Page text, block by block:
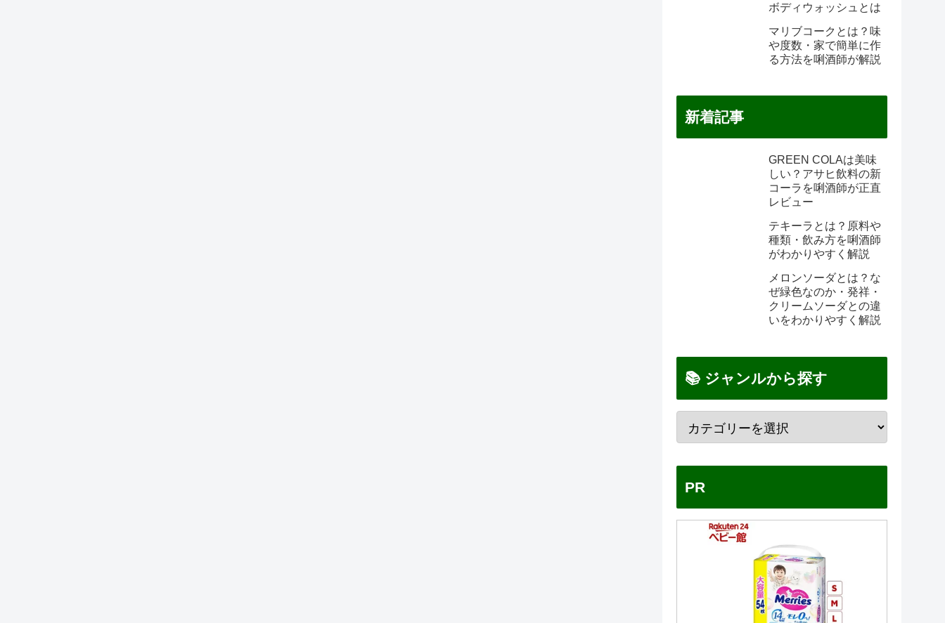
ボディウォッシュとは
マリブコークとは？味
や度数・家で簡単に作
る方法を唎酒師が解説
新着記事
GREEN COLAは美味
しい？アサヒ飲料の新
コーラを唎酒師が正直
レビュー
テキーラとは？原料や
種類・飲み方を唎酒師
がわかりやすく解説
メロンソーダとは？な
ぜ緑色なのか・発祥・
クリームソーダとの違
いをわかりやすく解説
📚 ジャンルから探す
PR